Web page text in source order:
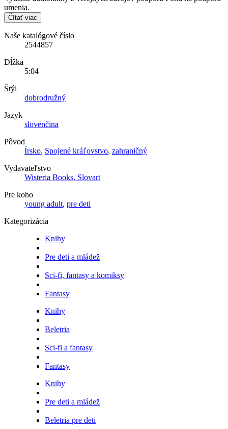
umenia.
Čítať viac
Naše katalógové číslo
2544857
Dĺžka
5:04
Štýl
dobrodružný
Jazyk
slovenčina
Pôvod
Írsko, Spojené kráľovstvo, zahraničný
Vydavateľstvo
Wisteria Books, Slovart
Pre koho
young adult, pre deti
Kategorizácia
Knihy
Pre deti a mládež
Sci-fi, fantasy a komiksy
Fantasy
Knihy
Beletria
Sci-fi a fantasy
Fantasy
Knihy
Pre deti a mládež
Beletria pre deti